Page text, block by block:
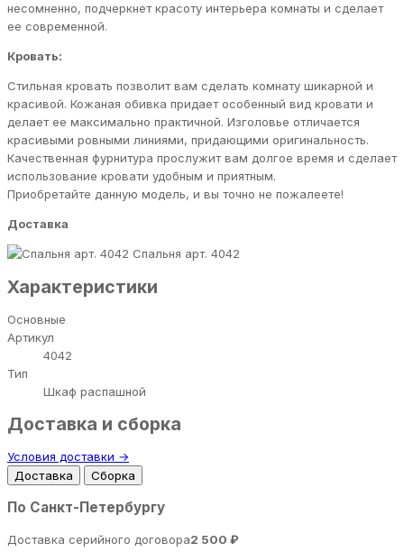
несомненно, подчеркнет красоту интерьера комнаты и сделает
ее современной.
Кровать:
Стильная кровать позволит вам сделать комнату шикарной и
красивой. Кожаная обивка придает особенный вид кровати и
делает ее максимально практичной. Изголовье отличается
красивыми ровными линиями, придающими оригинальность.
Качественная фурнитура прослужит вам долгое время и сделает
использование кровати удобным и приятным.
Приобретайте данную модель, и вы точно не пожалеете!
Доставка
Спальня арт. 4042
Характеристики
Основные
Артикул
4042
Тип
Шкаф распашной
Доставка и сборка
Условия доставки →
Доставка
Сборка
По Санкт-Петербургу
Доставка серийного договора2 500 ₽